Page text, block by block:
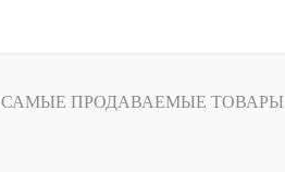
САМЫЕ ПРОДАВАЕМЫЕ ТОВАРЫ